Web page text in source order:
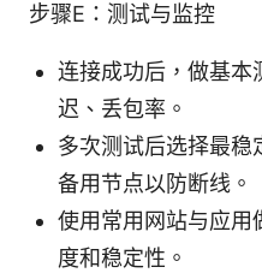
步骤E：测试与监控
连接成功后，做基本
迟、丢包率。
多次测试后选择最稳
备用节点以防断线。
使用常用网站与应用
度和稳定性。